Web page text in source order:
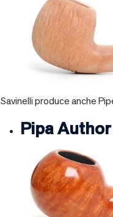
Savinelli produce anche
Pipa Author